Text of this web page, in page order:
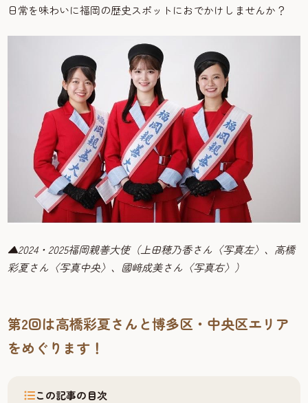
日常を味わいに福岡の歴史スポットにおでかけしませんか？
▲2024・2025福岡親善大使（上田穂乃香さん〈写真左〉、高橋
彩夏さん〈写真中央〉、國﨑成美さん〈写真右〉）
第2回は高橋彩夏さんと博多区・中央区エリア
をめぐります！
この記事の目次